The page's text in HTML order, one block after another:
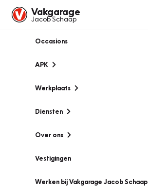
Vakgarage
Jacob Schaap
Occasions
APK
Werkplaats
Diensten
Over ons
Vestigingen
Werken bij Vakgarage Jacob Schaap